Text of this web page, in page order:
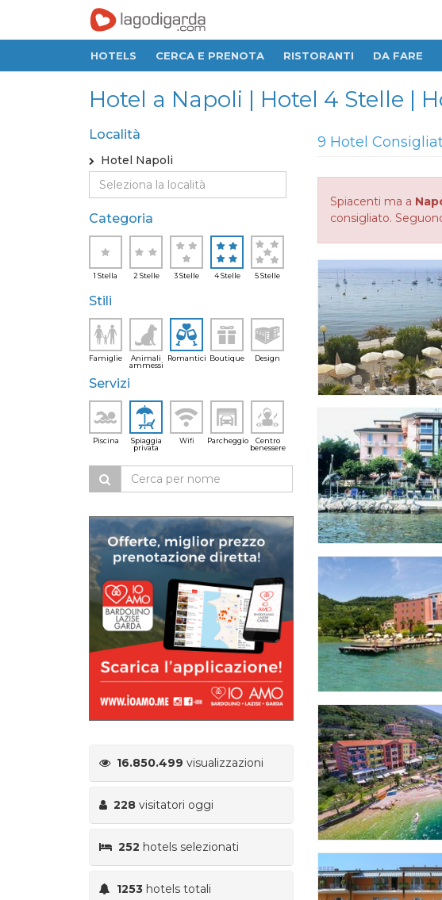
HOTELS CERCA E PRENOTA RISTORANTI DA FARE
Hotel a Napoli | Hotel 4 Stelle |
Località
Hotel Napoli
Categoria
1 Stella 2 Stelle 3 Stelle 4 Stelle 5 Stelle
Stili
Famiglie
Animali
ammessi
Romantici Boutique Design
Servizi
Piscina
Spiaggia
privata
Wifi Parcheggio
Centro
benessere
16.850.499 visualizzazioni
228 visitatori oggi
252 hotels selezionati
1253 hotels totali
9 Hotel
Spiacenti ma a
consigliato.